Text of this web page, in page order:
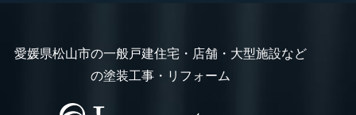
愛媛県松山市の一般戸建住宅・店舗・大型施設など
の塗装工事・リフォーム